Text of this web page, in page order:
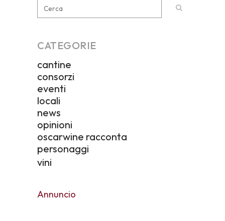
CATEGORIE
cantine
consorzi
eventi
locali
news
opinioni
oscarwine racconta
personaggi
vini
Annuncio